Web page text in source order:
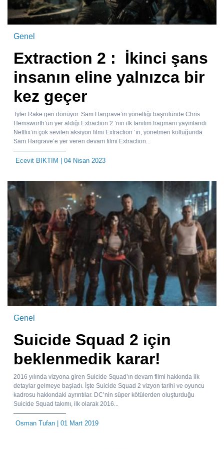
Genel
Extraction 2 : İkinci şans
insanın eline yalnızca bir
kez geçer
Tyler Rake geri dönüyor. Sam Hargrave’in yönettiği başrolünde Chris
Hemsworth’ün yer aldığı Extraction 2 ’nin ilk tanıtım fragmanı yayınlandı
Netflix’in çok sevilen aksiyon filmi Extraction ’ın, yönetmen koltuğunda
Sam Hargrave’e yer veren devam filmi Extraction...
Ecevit BIKTIM | 04 Nisan 2023
Genel
Suicide Squad 2 için
beklenmedik karar!
2016 yılında vizyona giren Suicide Squad’ın devam filmi hakkında ilk
detaylar gelmeye başladı. İşte Suicide Squad 2 vizyon tarihi ve oyuncu
kadrosu hakkındaki ayrıntılar. DC’nin süper kötülerden oluşturduğu
Suicide Squad takımı, ilk olarak 2016...
Osman Tufan | 01 Mart 2019